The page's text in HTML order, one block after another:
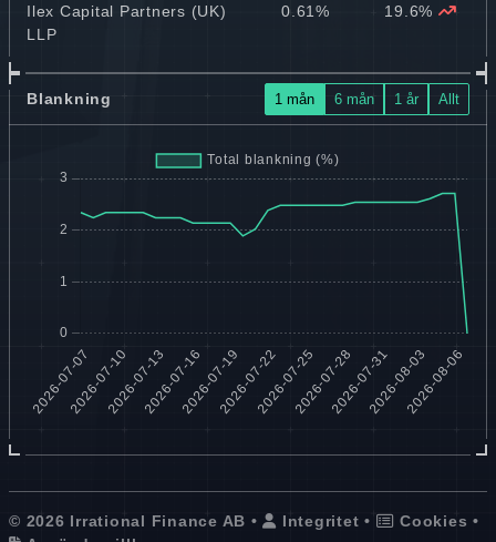
Ilex Capital Partners (UK)
LLP
0.61% 19.6%
Blankning 1 mån 6 mån 1 år Allt
© 2026 Irrational Finance AB • Integritet • Cookies •